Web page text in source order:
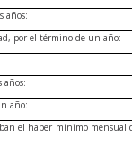
años:
por el término de un año:
años:
año:
el haber mínimo mensual